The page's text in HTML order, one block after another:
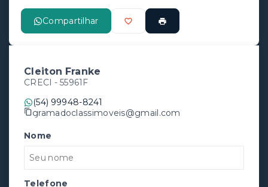
Compartilhar
Cleiton Franke
CRECI - 55961F
(54) 99948-8241
gramadoclassimoveis@gmail.com
Nome
Telefone